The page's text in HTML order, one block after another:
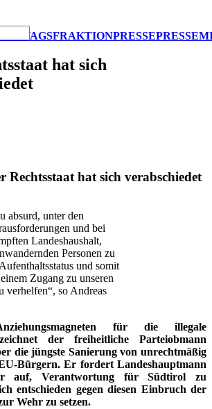
PRESSE
hat sich
Rechtsstaat hat sich verabschiedet
absurd, unter den
und bei
Landeshaushalt,
Personen zu
und somit
Zugang zu unseren
verhelfen“, so Andreas
für die illegale
der freiheitliche Parteiobmann
die jüngste Sanierung von unrechtmäßig
Bürgern. Er fordert Landeshauptmann
auf, Verantwortung für Südtirol zu
entschieden gegen diesen Einbruch der
Wehr zu setzen.